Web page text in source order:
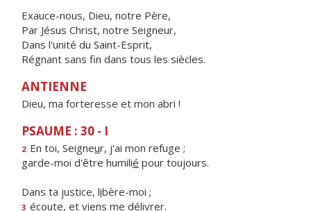
Exauce-nous, Dieu, notre Père,
Par Jésus Christ, notre Seigneur,
Dans l'unité du Saint-Esprit,
Régnant sans fin dans tous les siècles.
ANTIENNE
Dieu, ma forteresse et mon abri !
PSAUME : 30 - I
2 En toi, Seigneur, j'ai mon refuge ;
garde-moi d'être humilié pour toujours.
Dans ta justice, libère-moi ;
3 écoute, et viens me délivrer.